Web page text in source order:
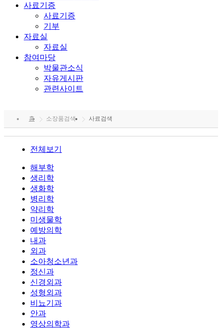
사료기증
사료기증
기부
자료실
자료실
참여마당
박물관소식
자유게시판
관련사이트
홈 소장품검색 사료검색
전체보기
해부학
생리학
생화학
병리학
약리학
미생물학
예방의학
내과
외과
소아청소년과
정신과
신경외과
성형외과
비뇨기과
안과
영상의학과